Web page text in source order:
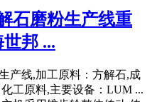
石磨粉生产线重
邦 ...
产线,加工原料：方解石,成
工原料,主要设备：LUM ...